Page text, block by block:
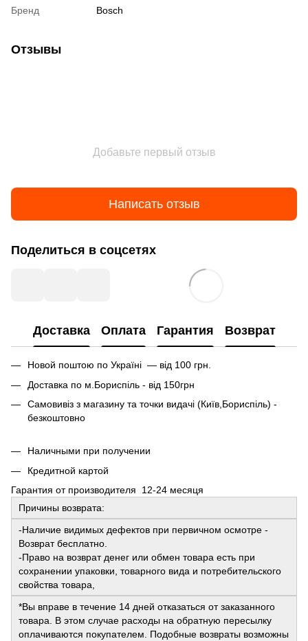
Бренд Bosch
Отзывы
Добавьте первый отзыв
Написать отзыв
Поделиться в соцсетях
Доставка Оплата Гарантия Возврат
Новой поштою по Україні — від 100 грн.
Доставка по м.Бориспіль - від 150грн
Самовивіз з магазину та точки видачі (Київ,Бориспіль) -
безкоштовно
Наличными при получении
Кредитной картой
Гарантия от производителя 12-24 месяця
Причины возврата:
-Наличие видимых дефектов при первичном осмотре -
Возврат бесплатно.
-Право на возврат денег или обмен товара есть при
сохранении упаковки, товарного вида и потребительского
свойства товара,
*Вы вправе в течение 14 дней отказаться от заказанного
товара. В этом случае расходы на обратную пересылку
оплачиваются покупателем. Подобные возвраты возможны